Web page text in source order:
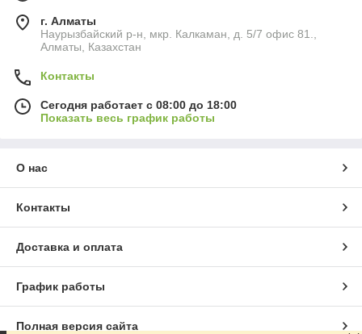
г. Алматы
Наурызбайский р-н, мкр. Калкаман, д. 5/7 офис 81.,
Алматы, Казахстан
Контакты
Сегодня работает с 08:00 до 18:00
Показать весь график работы
О нас
Контакты
Доставка и оплата
График работы
Полная версия сайта